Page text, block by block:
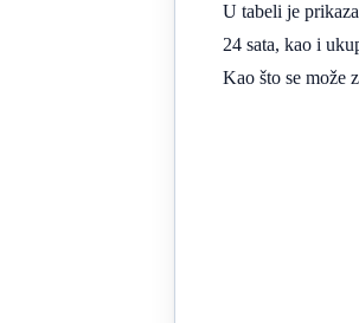
U tabeli je
24 sata, kao i
Kao što se može